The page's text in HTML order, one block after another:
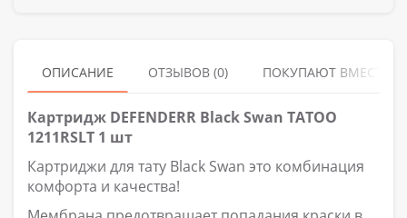
ОПИСАНИЕ ОТЗЫВОВ (0) ПОКУПАЮТ ВМЕСТЕ
Картридж DEFENDERR Black Swan TATOO
1211RSLT 1 шт
Картриджи для тату Black Swan это комбинация
комфорта и качества!